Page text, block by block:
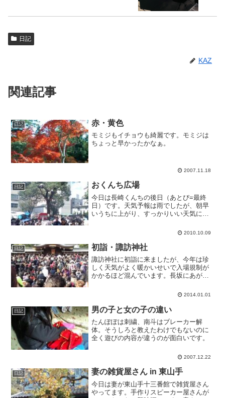
日記
KAZ
関連記事
日記 赤・黄色
モミジもイチョウも綺麗です。モミジは
ちょっと早かったかなぁ。
2007.11.18
日記 おくんち広場
今日は長崎くんちの後日（あとび=最終
日）です。天気予報は雨でしたが、朝早
いうちに上がり、すっかりいい天気にな
なに高くないのですが、主に子ども向け
はもっと安くて、 ゲーム...
2010.10.09
日記 初詣・諏訪神社
諏訪神社に初詣に来ましたが、今年は珍
しく天気がよく暖かいせいで入場規制が
かかるほど混んでいます。長坂にあがる
混んでて止まってます。何年も来ている
2014.01.01
日記 男の子と女の子の違い
たんぽぽは刺繍、南斗はブレーカー解
体。そうしろと教えたわけでもないのに
全く遊びの内容が違うのが面白いです。
2007.12.22
日記 妻の雑貨屋さん in 東山手
今日は妻が東山手十三番館で雑貨屋さん
やってます。手作りスピーカー屋さんが